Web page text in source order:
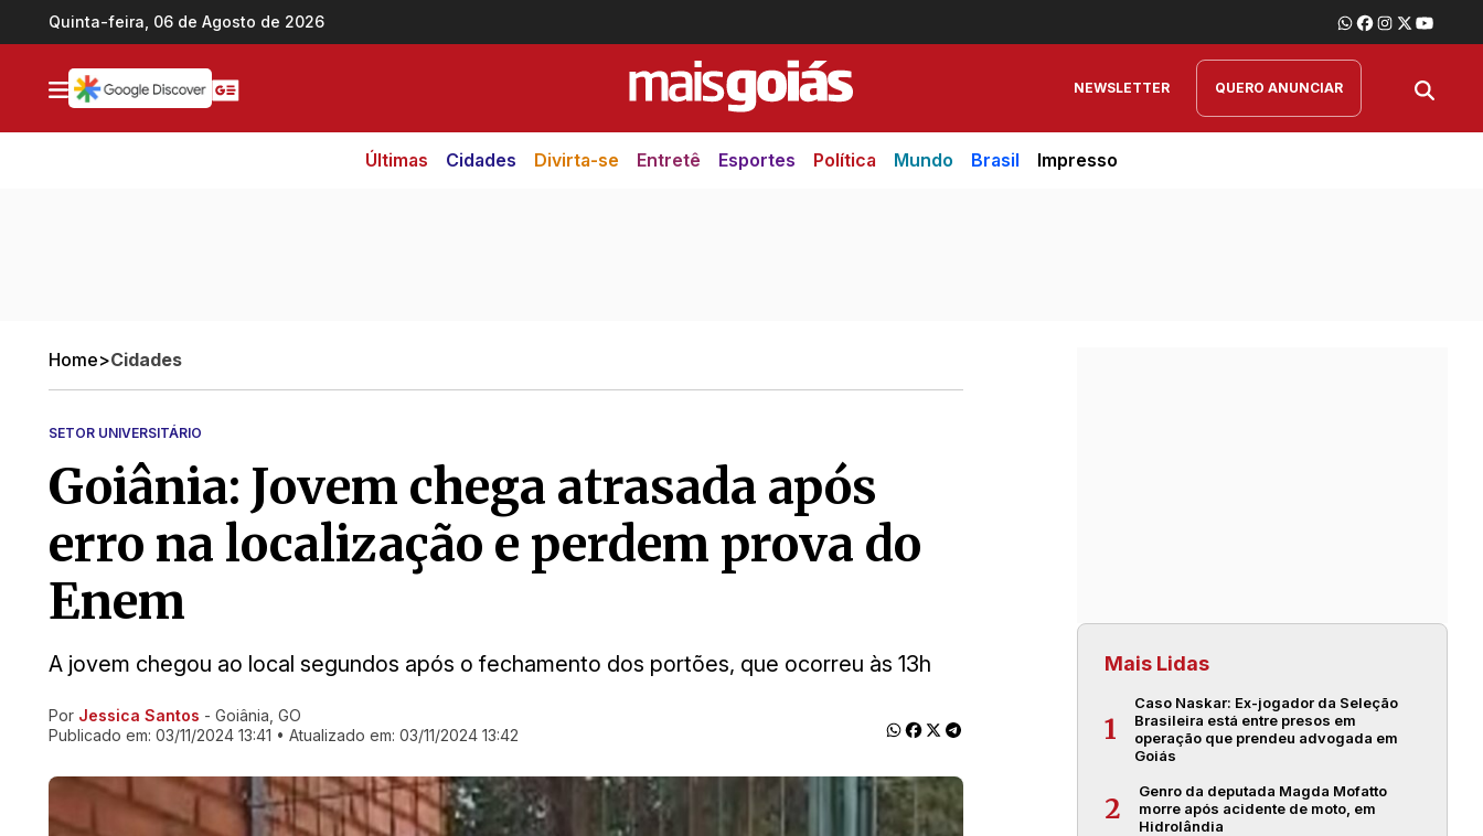
Ir direto pro conteúdo
Quinta-feira, 06 de Agosto de 2026
NEWSLETTER QUERO ANUNCIAR
Últimas Cidades Divirta-se Entretê Esportes Política Mundo Brasil Impresso
Home>Cidades
SETOR UNIVERSITÁRIO
Goiânia: Jovem chega atrasada após
erro na localização e perdem prova do
Enem
A jovem chegou ao local segundos após o fechamento dos portões, que ocorreu às 13h
Ir direto pra matéria
Por Jessica Santos - Goiânia, GO
Publicado em: 03/11/2024 13:41 • Atualizado em: 03/11/2024 13:42
Mais Lidas
1
Caso Naskar: Ex-jogador da Seleção
Brasileira está entre presos em
operação que prendeu advogada em
Goiás
2
Genro da deputada Magda Mofatto
morre após acidente de moto, em
Hidrolândia